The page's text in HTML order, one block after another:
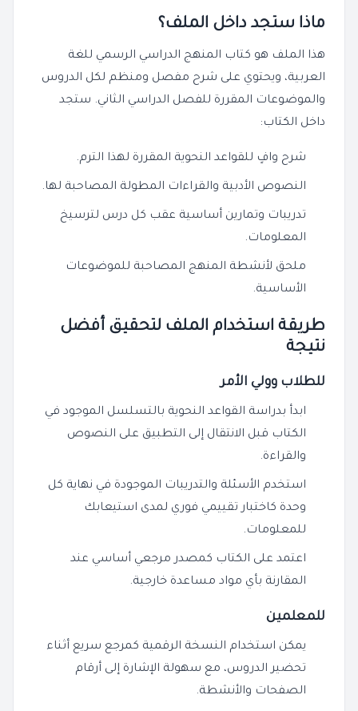
ماذا ستجد داخل الملف؟
هذا الملف هو كتاب المنهج الدراسي الرسمي للغة
العربية، ويحتوي على شرح مفصل ومنظم لكل الدروس
والموضوعات المقررة للفصل الدراسي الثاني. ستجد
داخل الكتاب:
شرح وافٍ للقواعد النحوية المقررة لهذا الترم.
النصوص الأدبية والقراءات المطولة المصاحبة لها.
تدريبات وتمارين أساسية عقب كل درس لترسيخ
المعلومات.
ملحق لأنشطة المنهج المصاحبة للموضوعات
الأساسية.
طريقة استخدام الملف لتحقيق أفضل
نتيجة
للطلاب وولي الأمر
ابدأ بدراسة القواعد النحوية بالتسلسل الموجود في
الكتاب قبل الانتقال إلى التطبيق على النصوص
والقراءة.
استخدم الأسئلة والتدريبات الموجودة في نهاية كل
وحدة كاختبار تقييمي فوري لمدى استيعابك
للمعلومات.
اعتمد على الكتاب كمصدر مرجعي أساسي عند
المقارنة بأي مواد مساعدة خارجية.
للمعلمين
يمكن استخدام النسخة الرقمية كمرجع سريع أثناء
تحضير الدروس، مع سهولة الإشارة إلى أرقام
الصفحات والأنشطة.